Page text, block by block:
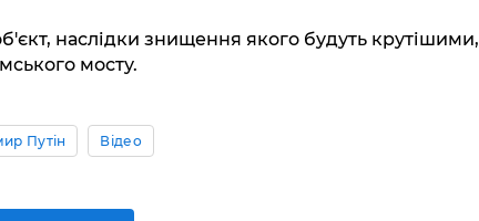
наслідки знищення якого будуть крутішими,
мосту.
Путін Відео